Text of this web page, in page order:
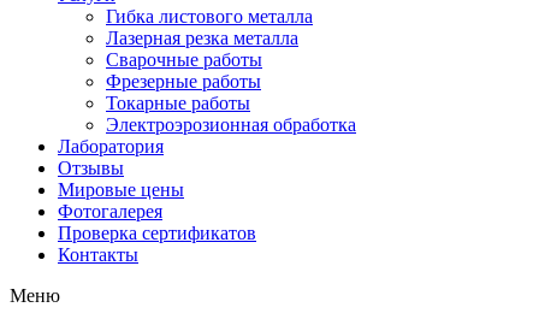
Гибка листового металла
Лазерная резка металла
Сварочные работы
Фрезерные работы
Токарные работы
Электроэрозионная обработка
Лаборатория
Отзывы
Мировые цены
Фотогалерея
Проверка сертификатов
Контакты
Меню